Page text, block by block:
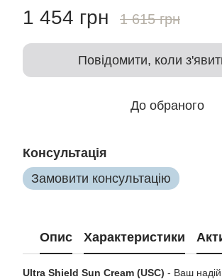
1 454 грн 1 615 грн
Повідомити, коли
До обраного
Консультація
Замовити консультацію
Опис Характеристики
Ultra Shield Sun Cream (USC) - Ваш